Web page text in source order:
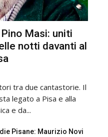
Masi: uniti
notti davanti al
tra due cantastorie. Il
legato a Pisa e alla
e da...
Pisane: Maurizio Novi